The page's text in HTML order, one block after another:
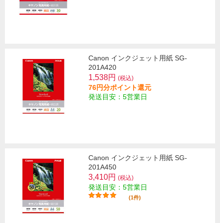
Canon インクジェット用紙 SG-
201A420
1,538円 (税込)
76円分ポイント還元
発送目安：5営業日
Canon インクジェット用紙 SG-
201A450
3,410円 (税込)
発送目安：5営業日
(1件)